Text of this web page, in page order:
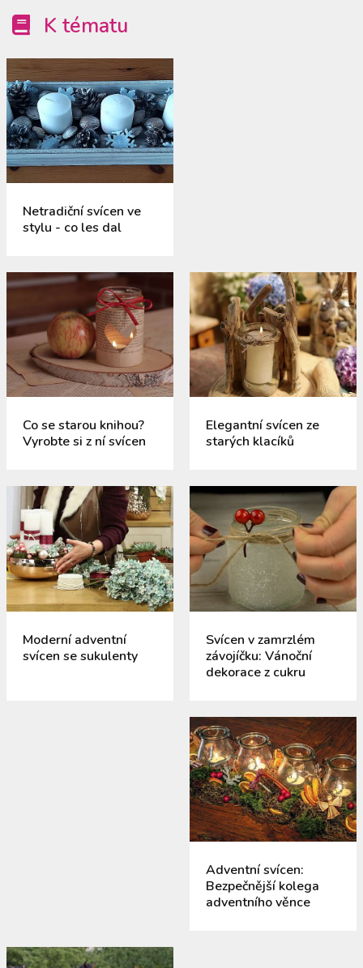
K tématu
Netradiční svícen ve
stylu - co les dal
Co se starou knihou?
Vyrobte si z ní svícen
Elegantní svícen ze
starých klacíků
Moderní adventní
svícen se sukulenty
Svícen v zamrzlém
závojíčku: Vánoční
dekorace z cukru
Adventní svícen:
Bezpečnější kolega
adventního věnce